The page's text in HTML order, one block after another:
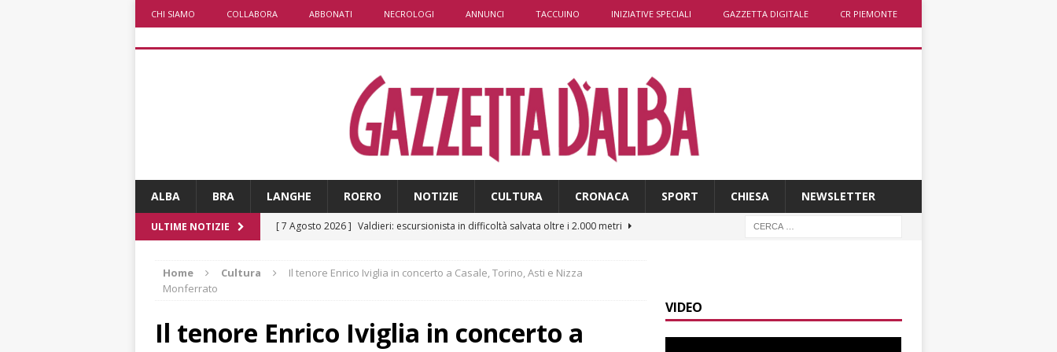
CHI SIAMO COLLABORA ABBONATI NECROLOGI ANNUNCI TACCUINO INIZIATIVE SPECIALI GAZZETTA DIGITALE CR PIEMONTE
ALBA BRA LANGHE ROERO NOTIZIE CULTURA CRONACA SPORT CHIESA NEWSLETTER
ULTIME NOTIZIE [ 7 Agosto 2026 ] Valdieri: escursionista in difficoltà salvata oltre i 2.000 metri
[ 7 Agosto 2026 ] Caso Galeasso in Comune ad Alba, per la Lega le dimissioni
[ 7 Agosto 2026 ]
ITINERARI / La ciclabile del Ponente ligure sui vecchi binari
Home Cultura
Il tenore Enrico Iviglia in concerto a Casale, Torino, Asti e Nizza
Monferrato
Il tenore Enrico Iviglia in concerto a
VIDEO